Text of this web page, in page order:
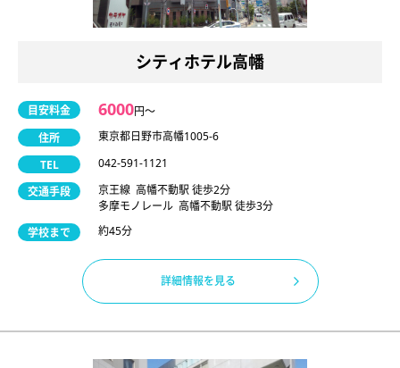
シティホテル高幡
目安料金 6000円〜
住所
東京都日野市高幡1005-6
TEL
042-591-1121
交通手段
京王線 高幡不動駅 徒歩2分
多摩モノレール 高幡不動駅 徒歩3分
学校まで
約45分
詳細情報を見る